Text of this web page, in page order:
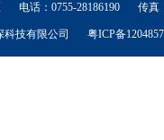
电话：0755-28186190 传真
科技有限公司 粤ICP备